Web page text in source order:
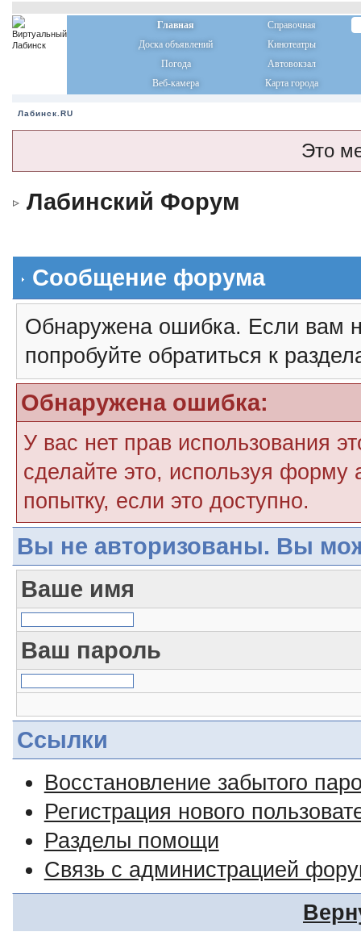
Главная
Справочная
Доска объявлений
Кинотеатры
Погода
Автовокзал
Веб-камера
Карта города
Лабинск.RU
Это
Лабинский Форум
Сообщение форума
Обнаружена ошибка. Если вам
попробуйте обратиться к
Обнаружена ошибка:
У вас нет прав использования
сделайте это, используя форму
попытку, если это доступно.
Вы не авторизованы. Вы
Ваше имя
Ваш пароль
Ссылки
Восстановление забытого
Регистрация нового
Разделы помощи
Связь с администрацией